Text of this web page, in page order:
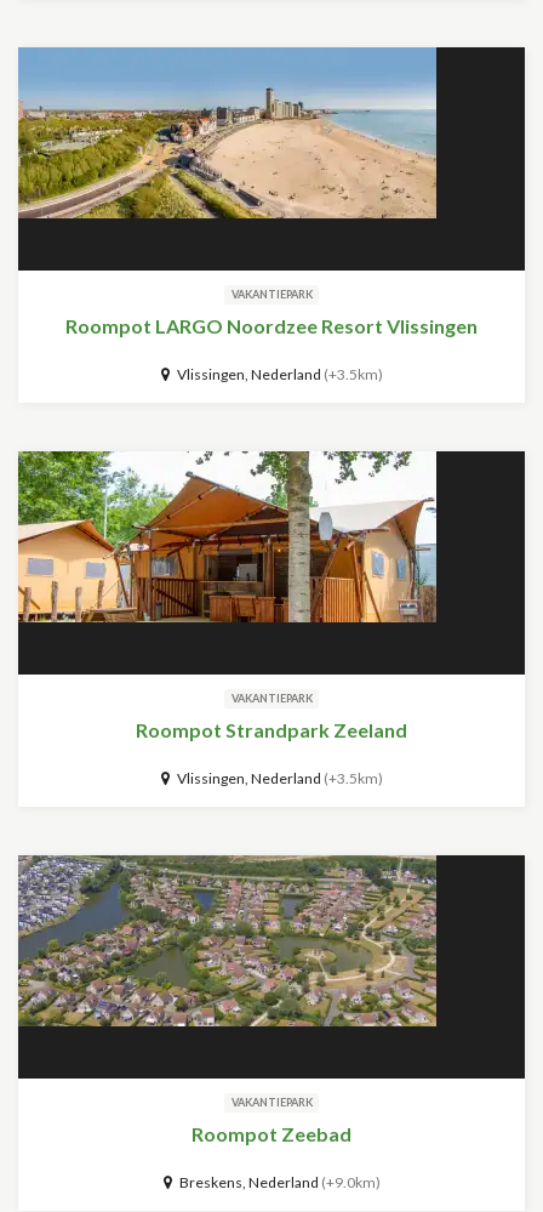
VAKANTIEPARK
Roompot LARGO Noordzee Resort Vlissingen
Vlissingen, Nederland (+3.5km)
VAKANTIEPARK
Roompot Strandpark Zeeland
Vlissingen, Nederland (+3.5km)
VAKANTIEPARK
Roompot Zeebad
Breskens, Nederland (+9.0km)